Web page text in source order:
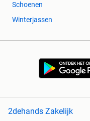
Schoenen
Winterjassen
2dehands Zakelijk